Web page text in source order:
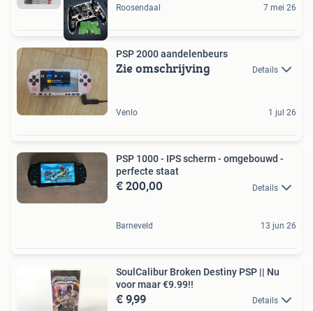
Roosendaal 7 mei 26
PSP 2000 aandelenbeurs
Zie omschrijving Details
Venlo 1 jul 26
PSP 1000 - IPS scherm - omgebouwd -
perfecte staat
€ 200,00 Details
Barneveld 13 jun 26
SoulCalibur Broken Destiny PSP || Nu
voor maar €9.99!!
€ 9,99 Details